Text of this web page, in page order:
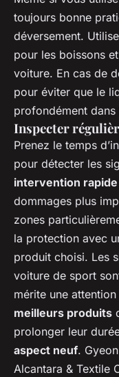
toujours bonne
déversement.
pour les boissons
voiture. En cas de
pour éviter que le
profondément
Inspecter
Prenez le temps
pour détecter les
intervention rapide
dommages plus
zones
la protection avec
produit choisi. Les
voiture de sport
mérite une
meilleurs produits
prolonger leur
aspect neuf.
Alcantara & Textile